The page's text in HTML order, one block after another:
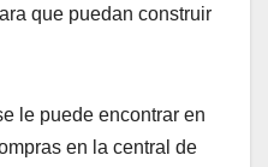
que puedan construir
le puede encontrar en
en la central de